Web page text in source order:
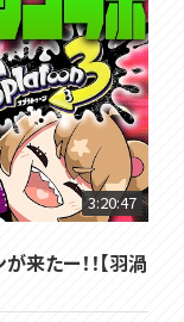
3:20:47
来たー！！【羽渦